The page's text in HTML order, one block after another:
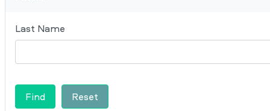
Last Name
Find Reset